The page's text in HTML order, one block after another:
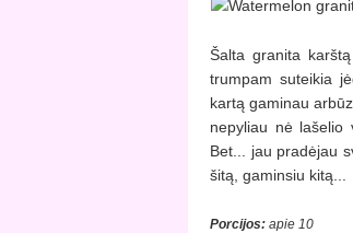
Šalta granita
trumpam suteikia
kartą gaminau
nepyliau nė lašelio
Bet... jau pradėjau
šitą, gaminsiu kitą...
Porcijos: apie 10